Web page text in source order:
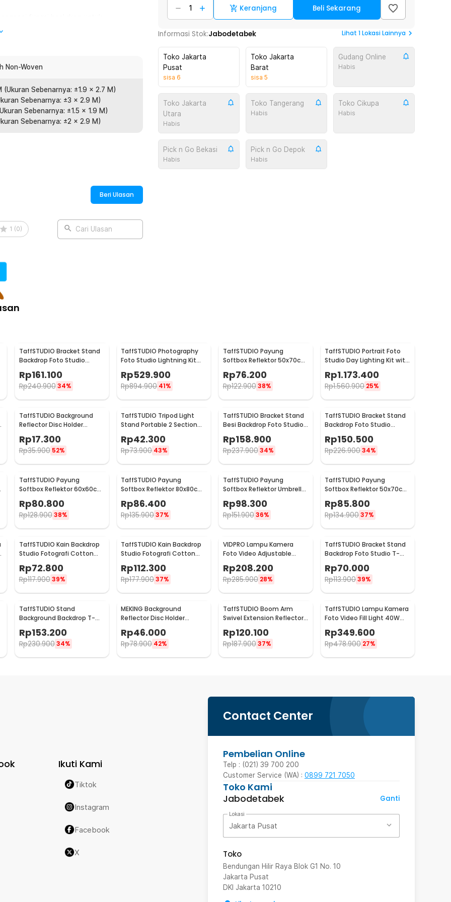
proses editing, seperti mengganti latar
lemas, dan ringan, membuat kain
kain backdrop ini juga mudah
ruang. Kain juga bisa disetrika
siap digunakan. Terdapat jahitan di
arti berbeda. Itulah mengapa kain
warna, Anda juga bisa memilih
Textile Muslin Cloth - B29
Non-Woven
Sebenarnya: ±1.9 x 2.7 M)
Sebenarnya: ±3 x 2.9 M)
Sebenarnya: ±1.5 x 1.9 M)
Sebenarnya: ±2 x 2.9 M)
Beri Ulasan
1 (0) Cari Ulasan
Keranjang Beli Sekarang
Informasi Stok:Jabodetabek Lihat 1Lokasi Lainnya
Toko Jakarta
Pusat
sisa 6
Toko Jakarta
Barat
sisa 5
Gudang Online
Habis
Toko Jakarta
Utara
Habis
Toko Tangerang
Habis
Toko Cikupa
Habis
Pick n Go Bekasi
Habis
Pick n Go Depok
Habis
TaffSTUDIO Bracket Stand
Backdrop Foto Studio
190x300cm - BS-300
Rp161.100
Rp240.900 34%
TaffSTUDIO Photography
Foto Studio Lightning Kit
Rp529.900
Rp894.900 41%
TaffSTUDIO Payung
Softbox Reflektor 50x70cm
E27 Single Socket - CL-
RT50
Rp76.200
Rp122.900 38%
TaffSTUDIO Portrait Foto
Studio Day Lighting Kit with
Backdrop - LD-TZ25
Rp1.173.400
Rp1.560.900 25%
TaffSTUDIO Background
Reflector Disc Holder
Clamp Klip Reflektor -
QM3622
Rp17.300
Rp35.900 52%
TaffSTUDIO Tripod Light
Stand Portable 2 Section
150cm - TB-037
Rp42.300
Rp73.900 43%
TaffSTUDIO Bracket Stand
Besi Backdrop Foto Studio
200x200cm - DD-110
Rp158.900
Rp237.900 34%
TaffSTUDIO Bracket Stand
Backdrop Foto Studio
Rp150.500
Rp226.90034%
TaffSTUDIO Payung
Softbox Reflektor 60x60cm
E27 Single Socket - LD-
TZ206
Rp80.800
Rp128.900 38%
TaffSTUDIO Payung
Softbox Reflektor 80x80cm
E27 Single Socket - LD-
TZ206
Rp86.400
Rp135.90037%
TaffSTUDIO Payung
Softbox Reflektor Umbrella
60x90cm E27 Single Socket
- LD-TZ206
Rp98.300
Rp151.900 36%
TaffSTUDIO Payung
Softbox Reflektor 50x70cm
Flash Mount - CY50
Rp85.800
Rp134.90037%
TaffSTUDIO Kain Backdrop
Studio Fotografi Cotton
Textile Muslin Cloth
190x280cm - B29
Rp72.800
Rp117.900 39%
TaffSTUDIO Kain Backdrop
Studio Fotografi Cotton
Textile Muslin Cloth
300x300cm - B29
Rp112.300
Rp177.90037%
VIDPRO Lampu Kamera
Foto Video Adjustable
Studio Light Kit 416 LED 30W
- LED-416
Rp208.200
Rp285.900 28%
TaffSTUDIO Bracket Stand
Backdrop Foto Studio T-
- M138
Rp70.000
Rp113.90039%
TaffSTUDIO Stand
Background Backdrop T-
Shape 4 Clamp
200x260cm - M139
Rp153.200
Rp230.900 34%
MEKING Background
Reflector Disc Holder
Bracket Clamp Klip
Backdrop - QM3400
Rp46.000
Rp78.900 42%
TaffSTUDIO Boom Arm
Swivel Extension Reflector
Rp120.100
Rp187.900 37%
TaffSTUDIO Lampu Kamera
Foto Video Fill Light 40W
600 LED - U600+
Rp349.600
Rp478.900 27%
Contact Center
Pembelian Online
Telp : (021) 39 700 200
Customer Service (WA) : 0899 721 7050
Toko Kami
Jabodetabek
Ganti
Lokasi
Jakarta Pusat
Toko
Bendungan Hilir Raya Blok G1 No. 10
Jakarta Pusat
DKI Jakarta 10210
Ikuti Kami
Tiktok
Instagram
Facebook
X